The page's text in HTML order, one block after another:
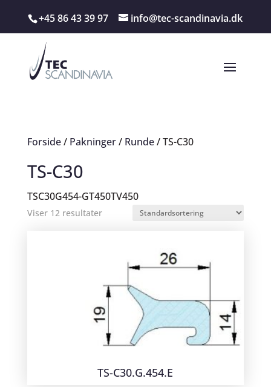
+45 86 43 39 97 info@tec-scandinavia.dk
Forside/ Pakninger/ Runde/ TS-C30
TS-C30
TSC30G454-GT450TV450
Viser 12 resultater
TS-C30.G.454.E